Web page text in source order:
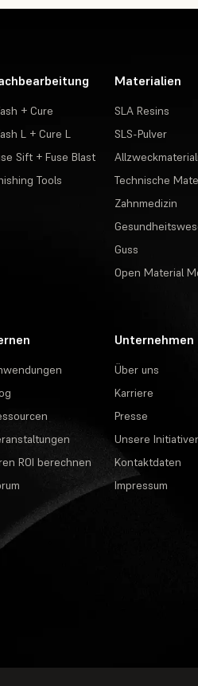
+ Cure
L + Cure L
Sift + Fuse Blast
Tools
Materialien
SLA Resins
SLS-Pulver
Technische
Zahnmedizin
Guss
Open Material
ROI berechnen
Unternehmen
Über uns
Karriere
Presse
Unsere
Kontaktdaten
Impressum